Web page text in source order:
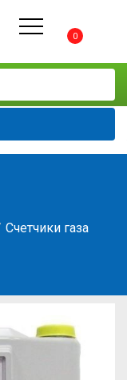
0
Счетчики газа